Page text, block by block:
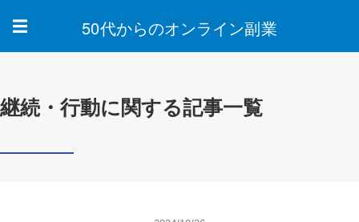
☰ 50代からのオンライン副業
継続・行動に関する記事一覧